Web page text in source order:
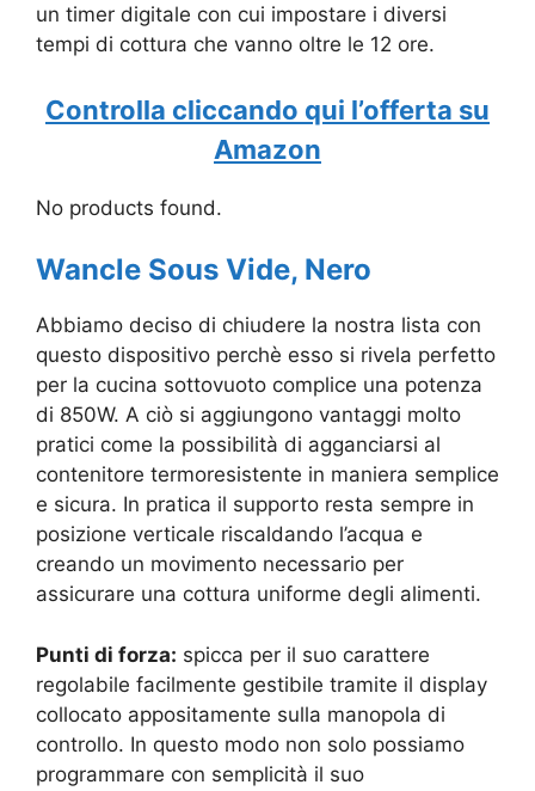
un timer digitale con cui impostare i diversi
tempi di cottura che vanno oltre le 12 ore.
Controlla cliccando qui l’offerta su
Amazon
No products found.
Wancle Sous Vide, Nero
Abbiamo deciso di chiudere la nostra lista con
questo dispositivo perchè esso si rivela perfetto
per la cucina sottovuoto complice una potenza
di 850W. A ciò si aggiungono vantaggi molto
pratici come la possibilità di agganciarsi al
contenitore termoresistente in maniera semplice
e sicura. In pratica il supporto resta sempre in
posizione verticale riscaldando l’acqua e
creando un movimento necessario per
assicurare una cottura uniforme degli alimenti.
Punti di forza: spicca per il suo carattere
regolabile facilmente gestibile tramite il display
collocato appositamente sulla manopola di
controllo. In questo modo non solo possiamo
programmare con semplicità il suo